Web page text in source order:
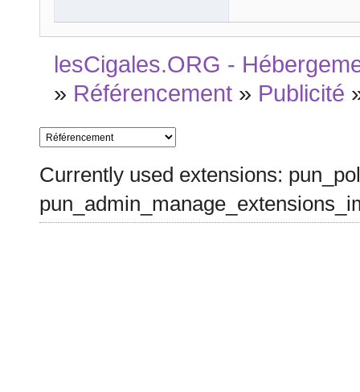
lesCigales.ORG -
» Référencement » Publicité
Currently used extensions: